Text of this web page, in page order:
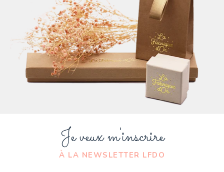
Je veux m'inscrire
À LA NEWSLETTER LFDO